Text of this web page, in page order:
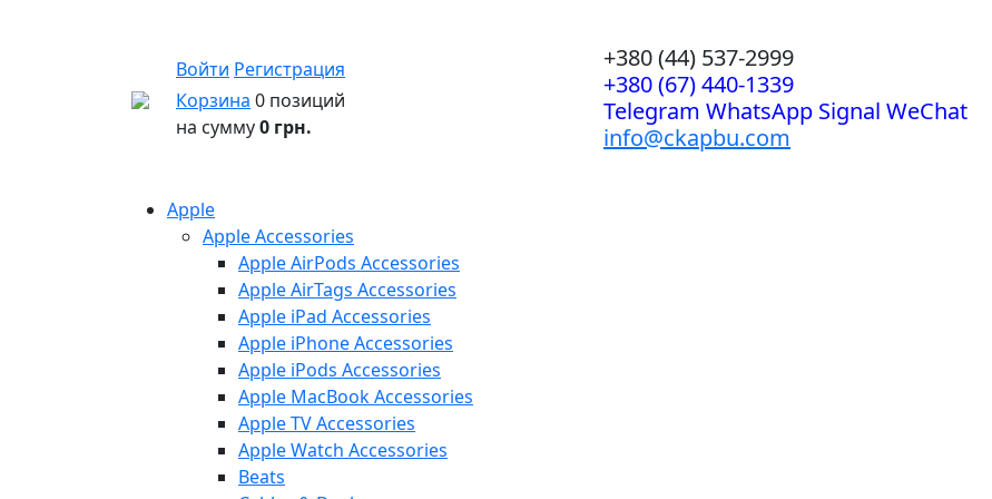
Войти Регистрация
Корзина 0 позиций
на сумму0 грн.
+380 (44) 537-2999
+380 (67) 440-1339
Telegram WhatsApp Signal WeChat
info@ckapbu.com
Apple
Apple Accessories
Apple AirPods Accessories
Apple AirTags Accessories
Apple iPad Accessories
Apple iPhone Accessories
Apple iPods Accessories
Apple MacBook Accessories
Apple TV Accessories
Apple Watch Accessories
Beats